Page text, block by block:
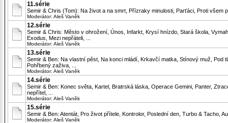
11.série
Semir & Chris (Tom): Na život a na smrt, Přízraky minulosti, Parťáci, Proti všem
Moderátor: Aleš Vaněk
12.série
Semir & Chris: Město v ohrožení, Únos, Infarkt, Krysí hnízdo, Stará škola,
Exodus, Mezi nepřáteli, ...
Moderátor: Aleš Vaněk
13.série
Semir & Ben: Na vlastní pěst, Na konci mládí, Krkavčí matka, Stínový muž, Pod
Pohřbený zaživa, ...
Moderátor: Aleš Vaněk
14.série
Semir & Ben: Konec světa, Kartel, Bratrská láska, Operace Gemini, Panter,
nepřítel, ...
Moderátor: Aleš Vaněk
15.série
Semir & Ben: Atentát, Pro život přítele, Kontrolor, Poslední den, Turbo & Tacho,
Moderátor: Aleš Vaněk